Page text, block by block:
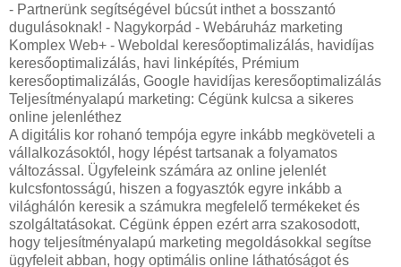
- Partnerünk segítségével búcsút inthet a bosszantó
dugulásoknak! - Nagykorpád - Webáruház marketing
Komplex Web+ - Weboldal keresőoptimalizálás, havidíjas
keresőoptimalizálás, havi linképítés, Prémium
keresőoptimalizálás, Google havidíjas keresőoptimalizálás
Teljesítményalapú marketing: Cégünk kulcsa a sikeres
online jelenléthez
A digitális kor rohanó tempója egyre inkább megköveteli a
vállalkozásoktól, hogy lépést tartsanak a folyamatos
változással. Ügyfeleink számára az online jelenlét
kulcsfontosságú, hiszen a fogyasztók egyre inkább a
világhálón keresik a számukra megfelelő termékeket és
szolgáltatásokat. Cégünk éppen ezért arra szakosodott,
hogy teljesítményalapú marketing megoldásokkal segítse
ügyfeleit abban, hogy optimális online láthatóságot és